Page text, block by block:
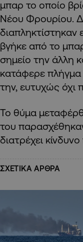
μπαρ το οποίο
Νέου Φρουρίου.
διαπληκτίστηκαν
βγήκε από το
σημείο την άλλη
κατάφερε
την, ευτυχώς όχι
Το θύμα
του
διατρέχει
ΣΧΕΤΙΚΑ ΑΡΘΡΑ